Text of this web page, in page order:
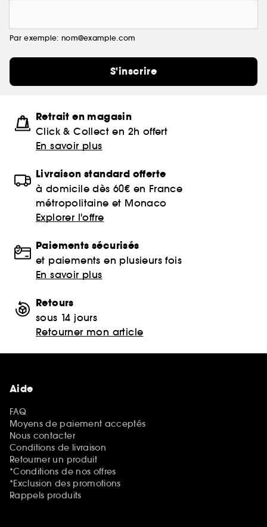
Par exemple: nom@example.com
S'inscrire
Retrait en magasin
Click & Collect en 2h offert
En savoir plus
Livraison standard offerte
à domicile dès 60€ en France
métropolitaine et Monaco
Explorer l'offre
Paiements sécurisés
et paiements en plusieurs fois
En savoir plus
Retours
sous 14 jours
Retourner mon article
Aide
FAQ
Moyens de paiement acceptés
Nous contacter
Conditions de livraison
Retourner un produit
*Conditions de nos offres
*Exclusion des promotions
Rappels produits